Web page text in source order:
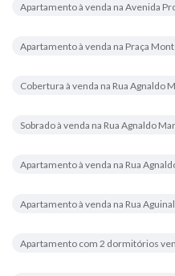
Apartamento à venda na Avenida
Apartamento à venda na Praça
Cobertura à venda na Rua Agnaldo
Sobrado à venda na Rua Agnaldo
Apartamento à venda na Rua
Apartamento à venda na Rua
Apartamento com 2 dormitórios